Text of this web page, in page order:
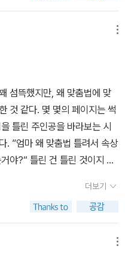
섬뜩했지만, 왜 맞춤법에 맞
것 같다. 몇 몇의 페이지는 썩
틀린 주인공을 바라보는 시
. ”엄마 왜 맞춤법 틀려서 속상
야?“ 틀린 건 틀린 것이지 놀
기대했는데 조금 아쉽다.
더보기